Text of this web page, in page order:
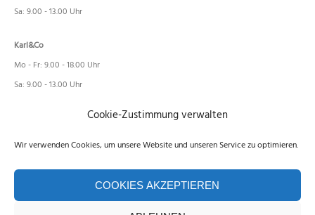
Cookie-Zustimmung verwalten
Wir verwenden Cookies, um unsere Website und unseren Service zu optimieren.
COOKIES AKZEPTIEREN
Sa: 9.00 - 13.00 Uhr
Karl&Co
Mo - Fr: 9.00 - 18.00 Uhr
Sa: 9.00 - 13.00 Uhr
Cookie-Richtlinie (EU)